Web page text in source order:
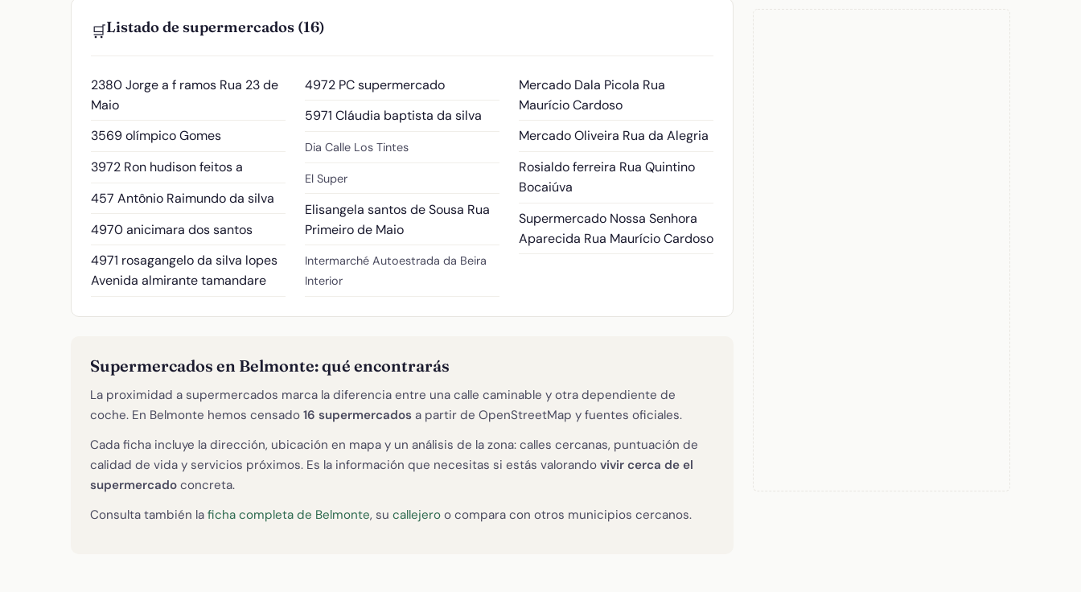
🛒Listado de supermercados (16)
2380 Jorge a f ramos Rua 23 de
Maio
3569 olímpico Gomes
3972 Ron hudison feitos a
457 Antônio Raimundo da silva
4970 anicimara dos santos
4971 rosagangelo da silva lopes
Avenida almirante tamandare
4972 PC supermercado
5971 Cláudia baptista da silva
Dia Calle Los Tintes
El Super
Elisangela santos de Sousa Rua
Primeiro de Maio
Intermarché Autoestrada da Beira
Interior
Mercado Dala Picola Rua
Maurício Cardoso
Mercado Oliveira Rua da Alegria
Rosialdo ferreira Rua Quintino
Bocaiúva
Supermercado Nossa Senhora
Aparecida Rua Maurício Cardoso
Supermercados en Belmonte: qué encontrarás
La proximidad a supermercados marca la diferencia entre una calle caminable y otra dependiente de
coche. En Belmonte hemos censado 16 supermercados a partir de OpenStreetMap y fuentes oficiales.
Cada ficha incluye la dirección, ubicación en mapa y un análisis de la zona: calles cercanas, puntuación de
calidad de vida y servicios próximos. Es la información que necesitas si estás valorando vivir cerca de el
supermercado concreta.
Consulta también la ficha completa de Belmonte, su callejero o compara con otros municipios cercanos.